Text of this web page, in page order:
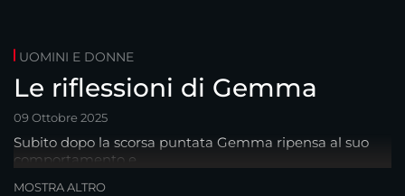
UOMINI E DONNE
Le riflessioni di Gemma
09 Ottobre 2025
Subito dopo la scorsa puntata Gemma ripensa al suo
comportamento e...
MOSTRA ALTRO